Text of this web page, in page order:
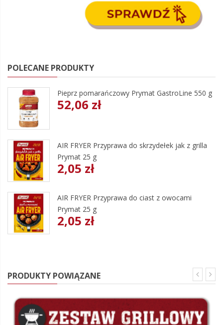
POLECANE PRODUKTY
Pieprz pomarańczowy Prymat GastroLine 550 g
52,06 zł
AIR FRYER Przyprawa do skrzydełek jak z grilla
Prymat 25 g
2,05 zł
AIR FRYER Przyprawa do ciast z owocami
Prymat 25 g
2,05 zł
PRODUKTY POWIĄZANE